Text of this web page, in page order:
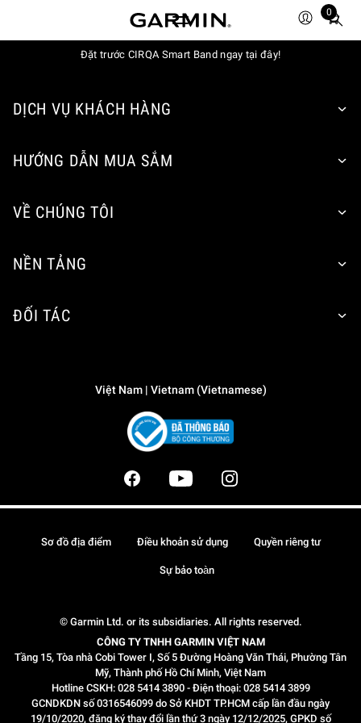
0
Total
items
Đặt trước CIRQA Smart Band ngay tại đây!
DỊCH VỤ KHÁCH HÀNG
HƯỚNG DẪN MUA SẮM
VỀ CHÚNG TÔI
NỀN TẢNG
ĐỐI TÁC
Việt Nam | Vietnam (Vietnamese)
© Garmin Ltd. or its subsidiaries. All rights reserved.
CÔNG TY TNHH GARMIN VIỆT NAM
Tầng 15, Tòa nhà Cobi Tower I, Số 5 Đường Hoàng Văn Thái, Phường Tân
Mỹ, Thành phố Hồ Chí Minh, Việt Nam
Hotline CSKH: 028 5414 3890 - Điện thoại: 028 5414 3899
GCNDKDN số 0316546099 do Sở KHDT TP.HCM cấp lần đầu ngày
19/10/2020, đăng ký thay đổi lần thứ 3 ngày 12/12/2025, GPKD số
Sơ đồ địa điểm Điều khoản sử dụng Quyền riêng tư
Sự bảo toàn